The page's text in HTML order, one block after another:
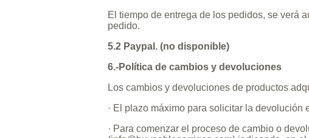
El tiempo de entrega de los pedidos, se verá
pedido.
5.2 Paypal. (no disponible)
6.-Política de cambios y devoluciones
Los cambios y devoluciones de productos
· El plazo máximo para solicitar la
· Para comenzar el proceso de cambio o